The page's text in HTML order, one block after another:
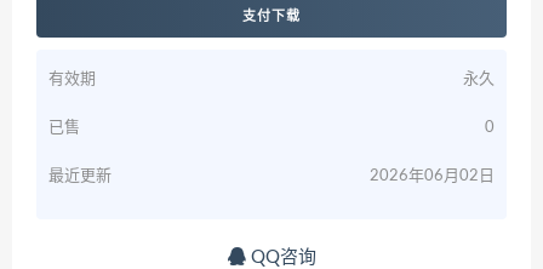
支付下载
有效期 永久
已售 0
最近更新 2026年06月02日
QQ咨询